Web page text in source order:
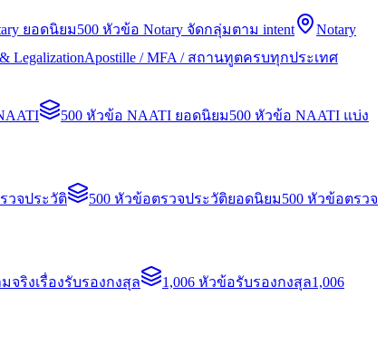
ยอดนิยม500 หัวข้อ Notary จัดกลุ่มตาม intent
Notary
LegalizationApostille / MFA / สถานทูตครบทุกประเทศ
500 หัวข้อ NAATI ยอดนิยม500 หัวข้อ NAATI แบ่ง
วจประวัติ 500 หัวข้อตรวจประวัติยอดนิยม500 หัวข้อตรวจ
จริงเรื่องรับรองกงสุล 1,006 หัวข้อรับรองกงสุล1,006